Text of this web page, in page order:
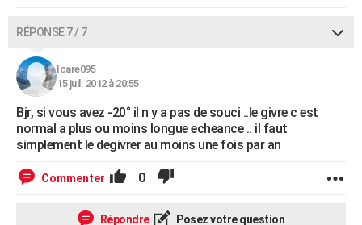
RÉPONSE 7 / 7
Icare095
15 juil. 2012 à 20:55
Bjr, si vous avez -20° il n y a pas de souci ..le givre c est
normal a plus ou moins longue echeance .. il faut
simplement le degivrer au moins une fois par an
Commenter 0
Répondre Posez votre question